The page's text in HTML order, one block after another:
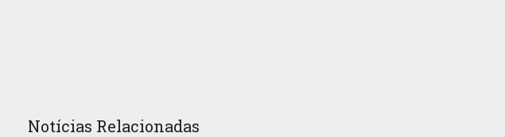
Notícias Relacionadas